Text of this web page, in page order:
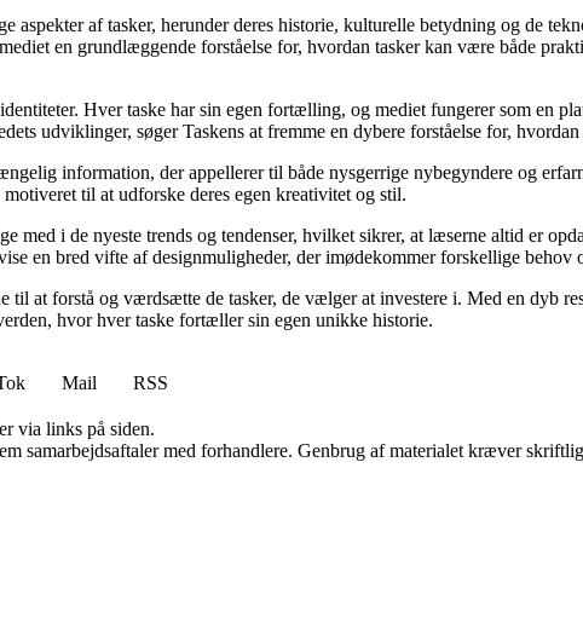
af tasker, herunder deres historie, kulturelle betydning og de
en grundlæggende forståelse for, hvordan tasker kan være både
Hver taske har sin egen fortælling, og mediet fungerer som en
udviklinger, søger Taskens at fremme en dybere forståelse for,
information, der appellerer til både nysgerrige nybegyndere og
til at udforske deres egen kreativitet og stil.
i de nyeste trends og tendenser, hvilket sikrer, at læserne altid er
en bred vifte af designmuligheder, der imødekommer forskellige behov
at forstå og værdsætte de tasker, de vælger at investere i. Med en dyb
hvor hver taske fortæller sin egen unikke historie.
Mail
RSS
via links på siden.
samarbejdsaftaler med forhandlere. Genbrug af materialet kræver